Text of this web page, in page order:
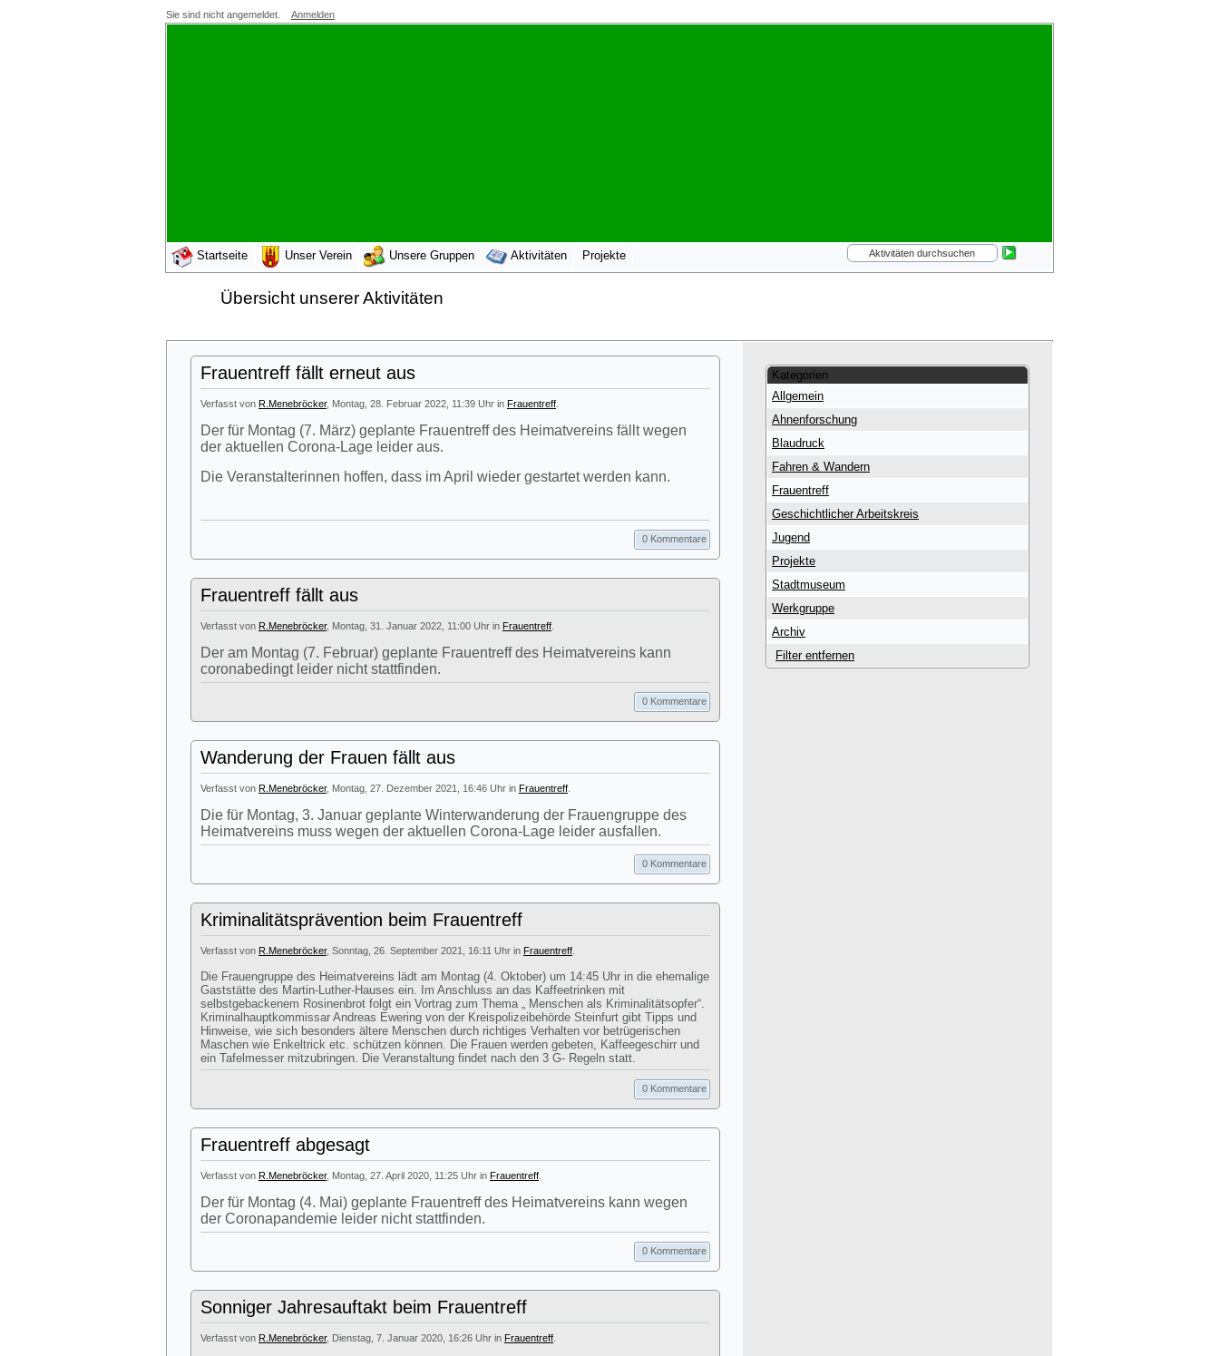
Sie sind nicht angemeldet. Anmelden
Startseite Unser Verein Unsere Gruppen Aktivitäten Projekte
Übersicht unserer Aktivitäten
Frauentreff fällt erneut aus
Verfasst von R.Menebröcker, Montag, 28. Februar 2022, 11:39 Uhr in Frauentreff
Der für Montag (7. März) geplante Frauentreff des Heimatvereins fällt wegen
der aktuellen Corona-Lage leider aus.
Die Veranstalterinnen hoffen, dass im April wieder gestartet werden kann.
0 Kommentare
Frauentreff fällt aus
Verfasst von R.Menebröcker, Montag, 31. Januar 2022, 11:00 Uhr in Frauentreff
Der am Montag (7. Februar) geplante Frauentreff des Heimatvereins kann
coronabedingt leider nicht stattfinden.
0 Kommentare
Wanderung der Frauen fällt aus
Verfasst von R.Menebröcker, Montag, 27. Dezember 2021, 16:46 Uhr in Frauentreff
Die für Montag, 3. Januar geplante Winterwanderung der Frauengruppe des
Heimatvereins muss wegen der aktuellen Corona-Lage leider ausfallen.
0 Kommentare
Kriminalitätsprävention beim Frauentreff
Verfasst von R.Menebröcker, Sonntag, 26. September 2021, 16:11 Uhr in Frauentreff
Die Frauengruppe des Heimatvereins lädt am Montag (4. Oktober) um 14:45 Uhr in die ehemalige
Gaststätte des Martin-Luther-Hauses ein. Im Anschluss an das Kaffeetrinken mit
selbstgebackenem Rosinenbrot folgt ein Vortrag zum Thema „ Menschen als Kriminalitätsopfer“.
Kriminalhauptkommissar Andreas Ewering von der Kreispolizeibehörde Steinfurt gibt Tipps und
Hinweise, wie sich besonders ältere Menschen durch richtiges Verhalten vor betrügerischen
Maschen wie Enkeltrick etc. schützen können. Die Frauen werden gebeten, Kaffeegeschirr und
ein Tafelmesser mitzubringen. Die Veranstaltung findet nach den 3 G- Regeln statt.
0 Kommentare
Frauentreff abgesagt
Verfasst von R.Menebröcker, Montag, 27. April 2020, 11:25 Uhr in Frauentreff
Der für Montag (4. Mai) geplante Frauentreff des Heimatvereins kann wegen
der Coronapandemie leider nicht stattfinden.
0 Kommentare
Sonniger Jahresauftakt beim Frauentreff
Verfasst von R.Menebröcker, Dienstag, 7. Januar 2020, 16:26 Uhr in Frauentreff
Kategorien
Allgemein
Ahnenforschung
Blaudruck
Fahren & Wandern
Frauentreff
Geschichtlicher Arbeitskreis
Jugend
Projekte
Stadtmuseum
Werkgruppe
Archiv
Filter entfernen